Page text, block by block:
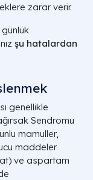
zarar verir.
şu hatalardan
genellikle
Sendromu
mamuller,
maddeler
ve aspartam